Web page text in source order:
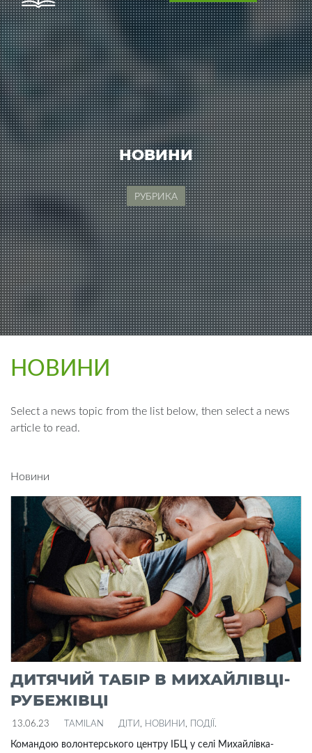
НОВИНИ
РУБРИКА
НОВИНИ
Select a news topic from the list below, then select a news
article to read.
Новини
ДИТЯЧИЙ ТАБІР В МИХАЙЛІВЦІ-
РУБЕЖІВЦІ
13.06.23 TAMILAN ДІТИ , НОВИНИ , ПОДІЇ .
Командою волонтерського центру ІБЦ у селі Михайлівка-